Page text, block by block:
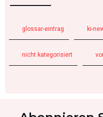
glossar-eintrag ki-
nicht kategorisiert